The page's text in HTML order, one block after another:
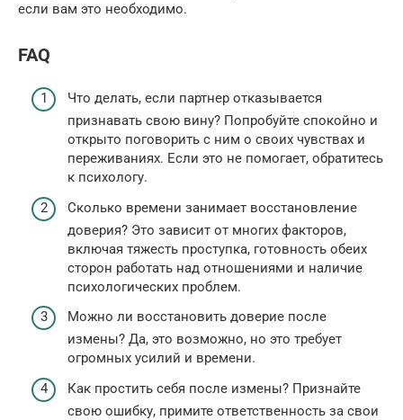
если вам это необходимо.
FAQ
Что делать, если партнер отказывается
признавать свою вину? Попробуйте спокойно и
открыто поговорить с ним о своих чувствах и
переживаниях. Если это не помогает, обратитесь
к психологу.
Сколько времени занимает восстановление
доверия? Это зависит от многих факторов,
включая тяжесть проступка, готовность обеих
сторон работать над отношениями и наличие
психологических проблем.
Можно ли восстановить доверие после
измены? Да, это возможно, но это требует
огромных усилий и времени.
Как простить себя после измены? Признайте
свою ошибку, примите ответственность за свои